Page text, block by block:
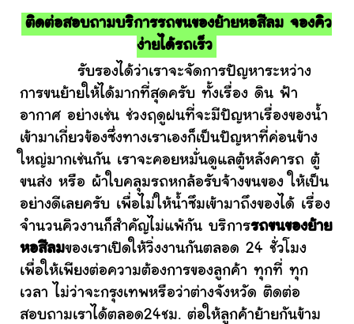
ติดต่อสอบถามบริการรถขนของย้ายหอสีลม จองคิว
ง่ายได้รถเร็ว
รับรองได้ว่าเราจะจัดการปัญหาระหว่าง
การขนย้ายให้ได้มากที่สุดครับ ทั้งเรื่อง ดิน ฟ้า
อากาศ อย่างเช่น ช่วงฤดูฝนที่จะมีปัญหาเรื่องของน้ำ
เข้ามาเกี่ยวข้องซึ่งทางเราเองก็เป็นปัญหาที่ค่อนข้าง
ใหญ่มากเช่นกัน เราจะคอยหมั่นดูแลตู้หลังคารถ ตู้
ขนส่ง หรือ ผ้าใบคลุมรถหกล้อรับจ้างขนของ ให้เป็น
อย่างดีเลยครับ เพื่อไม่ให้น้ำซึมเข้ามาถึงของได้ เรื่อง
จำนวนคิวงานก็สำคัญไม่แพ้กัน บริการรถขนของย้าย
หอสีลมของเราเปิดให้วิ่งงานกันตลอด 24 ชั่วโมง
เพื่อให้เพียงต่อความต้องการของลูกค้า ทุกที่ ทุก
เวลา ไม่ว่าจะกรุงเทพหรือว่าต่างจังหวัด ติดต่อ
สอบถามเราได้ตลอด24ชม. ต่อให้ลูกค้าย้ายกันข้าม